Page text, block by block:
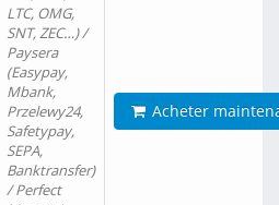
LTC, OMG,
SNT, ZEC…) /
Paysera
(Easypay,
Mbank,
Przelewy24,
Safetypay,
SEPA,
Banktransfer)
/ Perfect
Acheter